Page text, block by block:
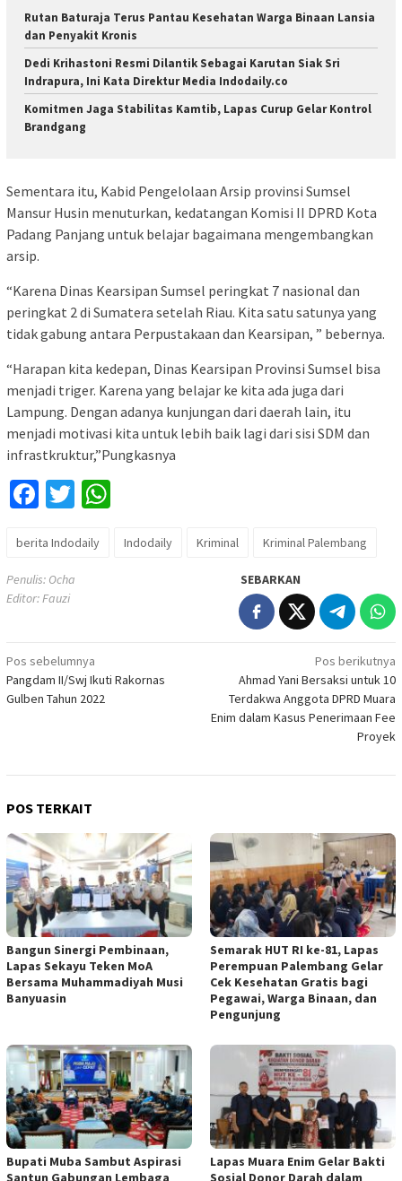
Rutan Baturaja Terus Pantau Kesehatan Warga Binaan Lansia
dan Penyakit Kronis
Dedi Krihastoni Resmi Dilantik Sebagai Karutan Siak Sri
Indrapura, Ini Kata Direktur Media Indodaily.co
Komitmen Jaga Stabilitas Kamtib, Lapas Curup Gelar Kontrol
Brandgang
Sementara itu, Kabid Pengelolaan Arsip provinsi Sumsel
Mansur Husin menuturkan, kedatangan Komisi II DPRD Kota
Padang Panjang untuk belajar bagaimana mengembangkan
arsip.
“Karena Dinas Kearsipan Sumsel peringkat 7 nasional dan
peringkat 2 di Sumatera setelah Riau. Kita satu satunya yang
tidak gabung antara Perpustakaan dan Kearsipan, ” bebernya.
“Harapan kita kedepan, Dinas Kearsipan Provinsi Sumsel bisa
menjadi triger. Karena yang belajar ke kita ada juga dari
Lampung. Dengan adanya kunjungan dari daerah lain, itu
menjadi motivasi kita untuk lebih baik lagi dari sisi SDM dan
infrastkruktur,”Pungkasnya
Facebook
Twitter
berita Indodaily Indodaily Kriminal Kriminal Palembang
Penulis: Ocha
Editor: Fauzi
SEBARKAN
Navigasi
pos
Pos sebelumnya
Pangdam II/Swj Ikuti Rakornas
Gulben Tahun 2022
Pos berikutnya
Ahmad Yani Bersaksi untuk 10
Terdakwa Anggota DPRD Muara
Enim dalam Kasus Penerimaan Fee
Proyek
POS TERKAIT
Bangun Sinergi Pembinaan,
Lapas Sekayu Teken MoA
Bersama Muhammadiyah Musi
Banyuasin
Semarak HUT RI ke-81, Lapas
Perempuan Palembang Gelar
Cek Kesehatan Gratis bagi
Pegawai, Warga Binaan, dan
Pengunjung
Bupati Muba Sambut Aspirasi
Santun Gabungan Lembaga
Lapas Muara Enim Gelar Bakti
Sosial Donor Darah dalam